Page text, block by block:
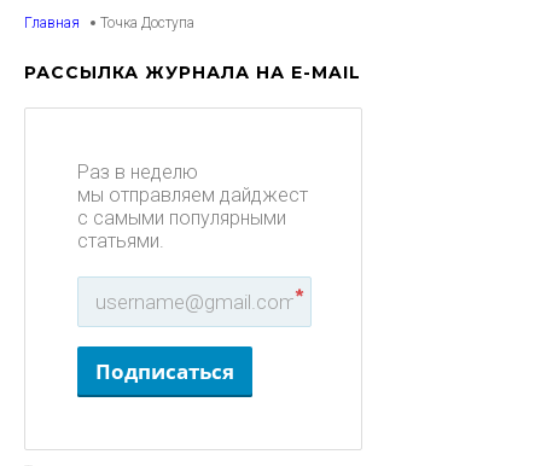
Главная Точка Доступа
РАССЫЛКА ЖУРНАЛА НА E-MAIL
Раз в неделю
мы отправляем дайджест
с самыми популярными
статьями.
*
Подписаться